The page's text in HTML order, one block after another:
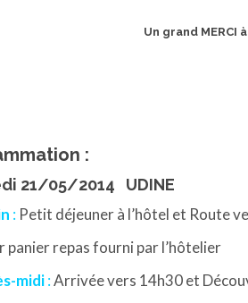
Un grand MERCI
:
21/05/2014 UDINE
: Petit déjeuner à l’hôtel et Route
panier repas fourni par l’hôtelier
midi:Arrivée vers 14h30 et